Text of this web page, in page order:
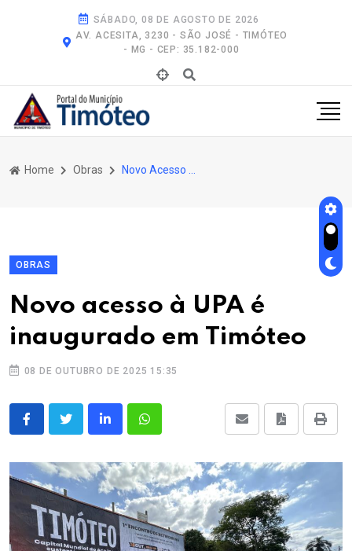
SÁBADO, 08 DE AGOSTO DE 2026
AV. ACESITA, 3230 - SÃO JOSÉ - TIMÓTEO
- MG - CEP: 35.182-000
Home Obras
OBRAS
Novo acesso à UPA é
inaugurado em Timóteo
08 DE OUTUBRO DE 2025 15:35